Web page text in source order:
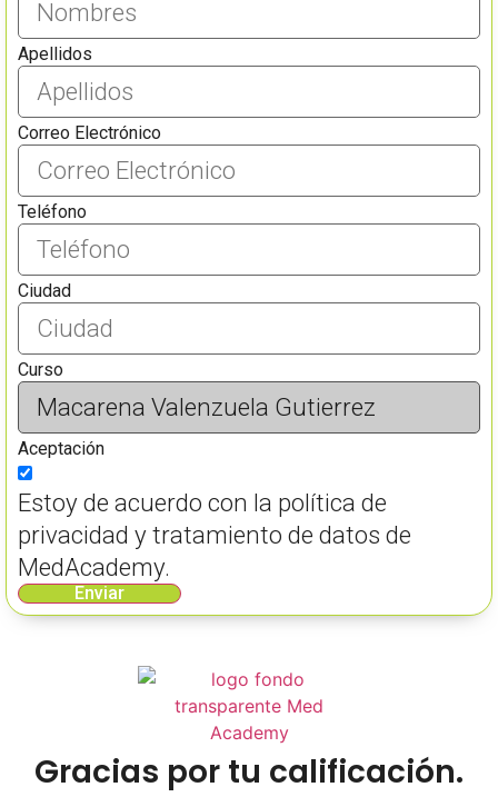
Apellidos
Correo Electrónico
Teléfono
Ciudad
Curso
Aceptación
Estoy de acuerdo con la política de
privacidad y tratamiento de datos de
MedAcademy.
Enviar
Gracias por tu calificación.